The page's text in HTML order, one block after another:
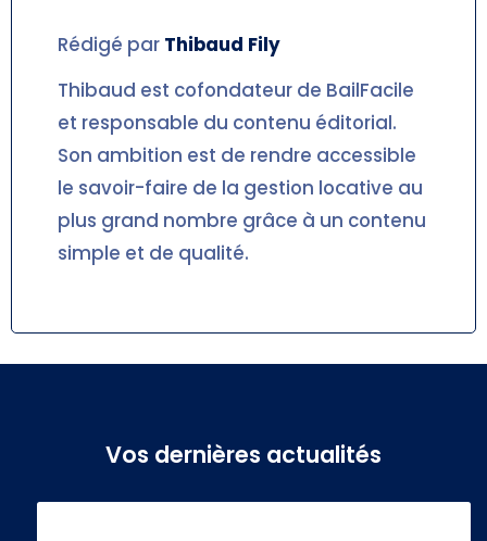
Rédigé par Thibaud Fily
Thibaud est cofondateur de BailFacile
et responsable du contenu éditorial.
Son ambition est de rendre accessible
le savoir-faire de la gestion locative au
plus grand nombre grâce à un contenu
simple et de qualité.
Vos dernières actualités